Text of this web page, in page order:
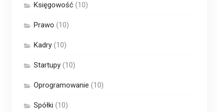
Księgowość(10)
Prawo (10)
Kadry(10)
Startupy(10)
Oprogramowanie (10)
Spółki (10)